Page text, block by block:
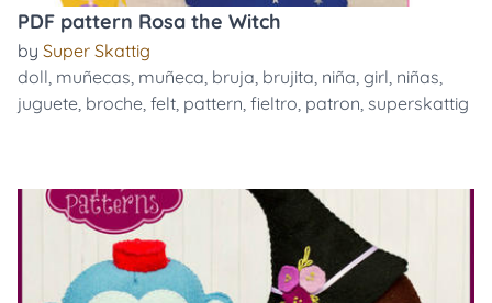
PDF pattern Rosa the Witch
by Super Skattig
doll, muñecas, muñeca, bruja, brujita, niña, girl, niñas,
juguete, broche, felt, pattern, fieltro, patron, superskattig